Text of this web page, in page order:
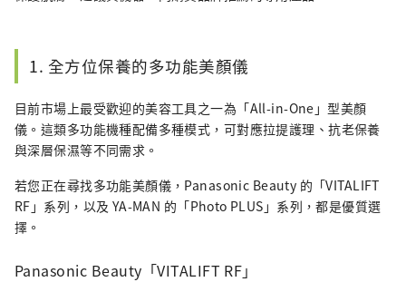
1. 全方位保養的多功能美顏儀
目前市場上最受歡迎的美容工具之一為「All-in-One」型美顏
儀。這類多功能機種配備多種模式，可對應拉提護理、抗老保養
與深層保濕等不同需求。
若您正在尋找多功能美顏儀，Panasonic Beauty 的「VITALIFT
RF」系列，以及 YA-MAN 的「Photo PLUS」系列，都是優質選
擇。
Panasonic Beauty「VITALIFT RF」